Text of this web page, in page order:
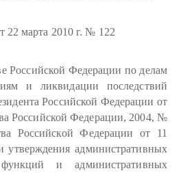
марта 2010 г. № 122
Российской Федерации по делам
и ликвидации последствий
Российской Федерации от
Российской Федерации, 2004, №
Российской Федерации от 11
административных
функций и административных